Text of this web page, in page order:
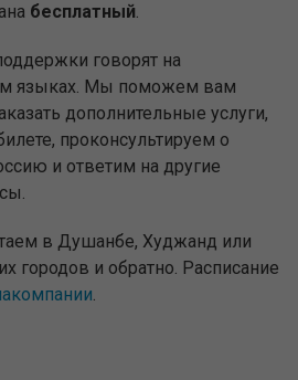
бесплатный.
говорят на
языках. Мы поможем вам
дополнительные услуги,
проконсультируем о
и ответим на другие
в Душанбе, Худжанд или
городов и обратно. Расписание
.